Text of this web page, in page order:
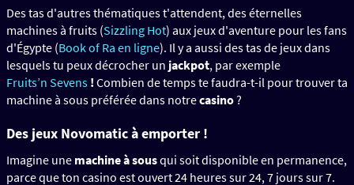
Des tas d'autres thématiques t'attendent, des éternelles
machines à fruits (Sizzling Hot) aux jeux d'aventure pour les fans
d'Égypte (Book of Ra en ligne). Il y a aussi des tas de jeux dans
lesquels tu peux décrocher un jackpot, par exemple
Fruits’n Sevens ! Combien de temps te faudra-t-il pour trouver ta
machine à sous préférée dans notrecasino?
Des jeux Novomaticà emporter !
Imagine une machine à sousqui soit disponible en permanence,
parce que ton casino est ouvert 24 heures sur 24, 7 jours sur 7.